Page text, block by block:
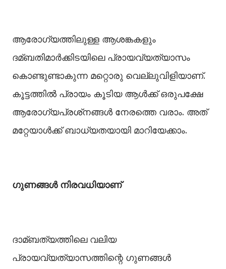
ആരോഗ്യത്തിലുള്ള ആശങ്കകളും
ദമ്ബതിമാര്‍ക്കിടയിലെ പ്രായവ്യത്യാസം
കൊണ്ടുണ്ടാകുന്ന മറ്റൊരു വെല്ലുവിളിയാണ്.
കൂട്ടത്തില്‍ പ്രായം കൂടിയ ആള്‍ക്ക് ഒരുപക്ഷേ
ആരോഗ്യപ്രശ്‌നങ്ങള്‍ നേരത്തെ വരാം. അത്
മറ്റേയാള്‍ക്ക് ബാധ്യതയായി മാറിയേക്കാം.
ഗുണങ്ങള്‍ നിരവധിയാണ്
ദാമ്ബത്യത്തിലെ വലിയ
പ്രായവ്യത്യാസത്തിന്റെ ഗുണങ്ങള്‍